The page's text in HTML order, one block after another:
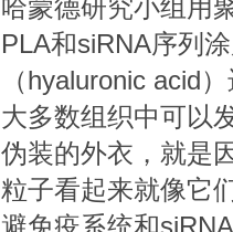
哈蒙德研究小组用
PLA和siRNA序列
（hyaluronic acid
大多数组织中可以
伪装的外衣，就是
粒子看起来就像它
避免疫系统和